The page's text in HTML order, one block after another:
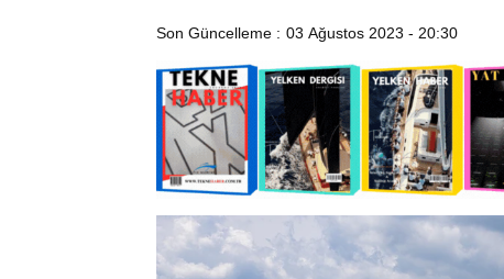
Son Güncelleme : 03 Ağustos 2023 - 20:30